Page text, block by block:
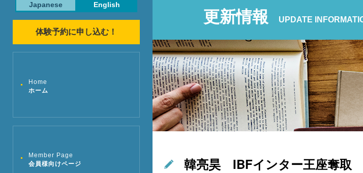
Japanese English
体験予約に申し込む！
Home
ホーム
Member Page
会員様向けページ
更新情報 UPDATE
韓亮昊 IBFインター王座奪取